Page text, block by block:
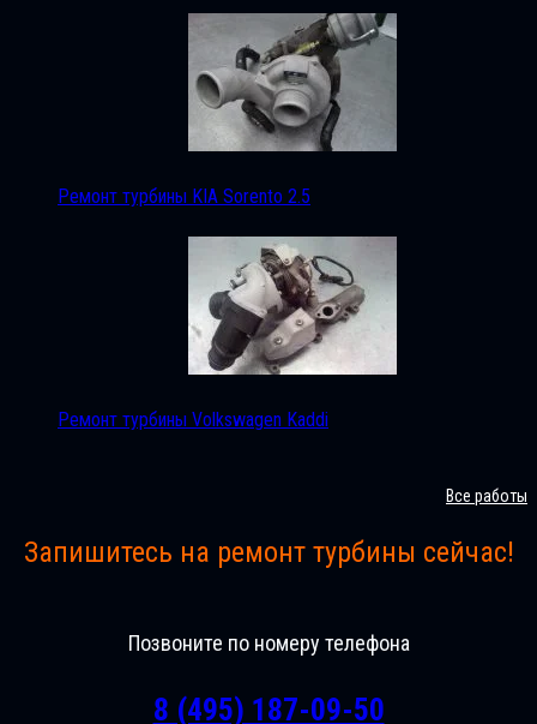
Ремонт турбины KIA Sorento 2.5
Ремонт турбины Volkswagen Kaddi
Все работы
Запишитесь на ремонт турбины сейчас!
Позвоните по номеру телефона
8 (495) 187-09-50